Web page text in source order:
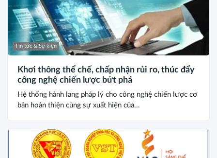
Tin tức & Sự kiện
Khơi thông thể chế, chấp nhận rủi ro, thúc đẩy
công nghệ chiến lược bứt phá
Hệ thống hành lang pháp lý cho công nghệ chiến lược cơ
bản hoàn thiện cùng sự xuất hiện của...